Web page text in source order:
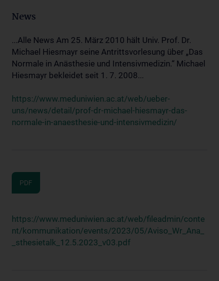
News
...Alle News Am 25. März 2010 hält Univ. Prof. Dr.
Michael Hiesmayr seine Antrittsvorlesung über „Das
Normale in Anästhesie und Intensivmedizin.“ Michael
Hiesmayr bekleidet seit 1. 7. 2008...
https://www.meduniwien.ac.at/web/ueber-
uns/news/detail/prof-dr-michael-hiesmayr-das-
normale-in-anaesthesie-und-intensivmedizin/
PDF
https://www.meduniwien.ac.at/web/fileadmin/conte
nt/kommunikation/events/2023/05/Aviso_Wr_Ana_
_sthesietalk_12.5.2023_v03.pdf